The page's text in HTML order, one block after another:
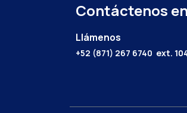
Contáctenos
Llámenos
+52 (871) 267 6740 ext.